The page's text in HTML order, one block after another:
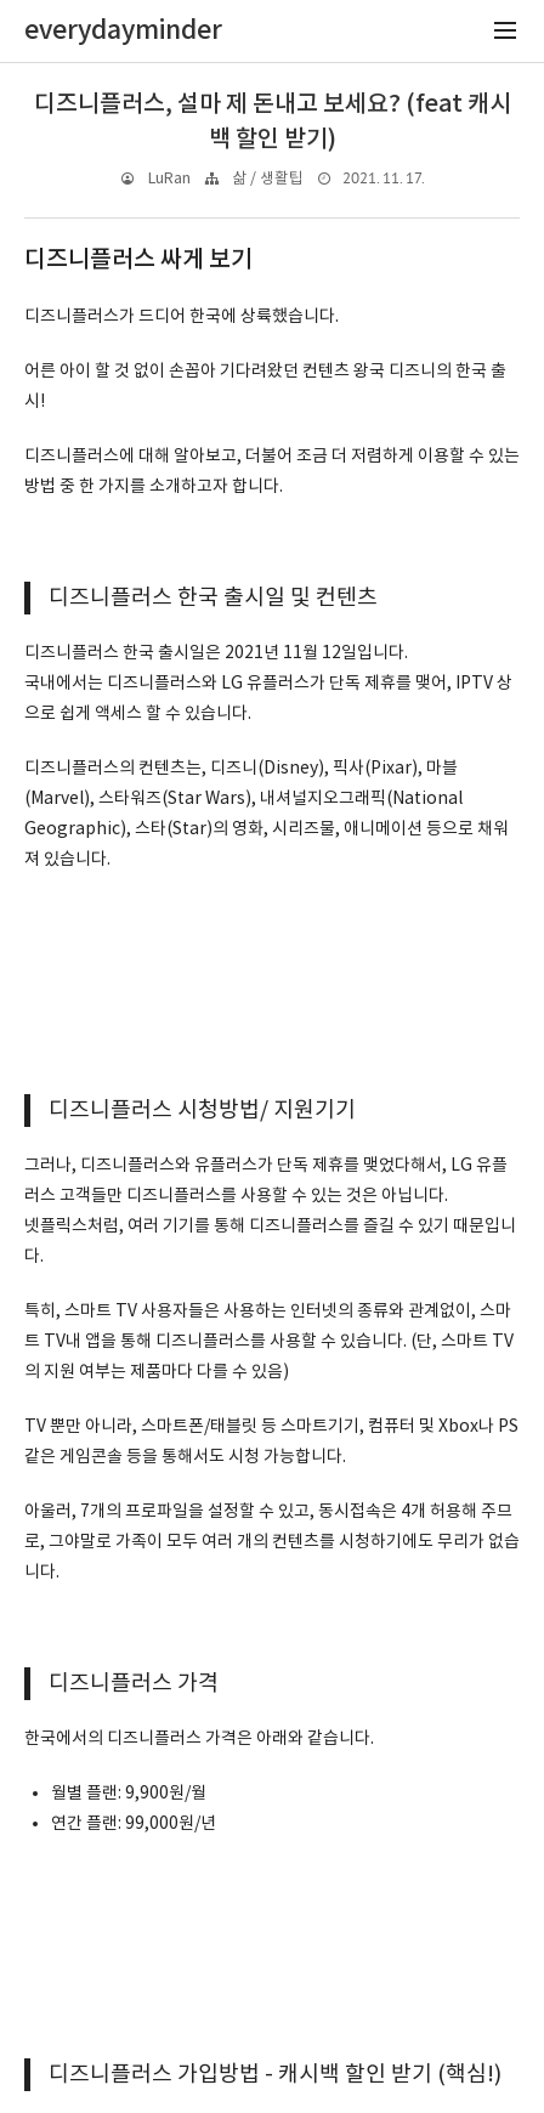
everydayminder
디즈니플러스, 설마 제 돈내고 보세요? (feat 캐시
백 할인 받기)
LuRan 삶 / 생활팁 2021. 11. 17.
디즈니플러스 싸게 보기
디즈니플러스가 드디어 한국에 상륙했습니다.
어른 아이 할 것 없이 손꼽아 기다려왔던 컨텐츠 왕국 디즈니의 한국 출
시!
디즈니플러스에 대해 알아보고, 더불어 조금 더 저렴하게 이용할 수 있는
방법 중 한 가지를 소개하고자 합니다.
디즈니플러스 한국 출시일 및 컨텐츠
디즈니플러스 한국 출시일은 2021년 11월 12일입니다.
국내에서는 디즈니플러스와 LG 유플러스가 단독 제휴를 맺어, IPTV 상
으로 쉽게 액세스 할 수 있습니다.
디즈니플러스의 컨텐츠는, 디즈니(Disney), 픽사(Pixar), 마블
(Marvel), 스타워즈(Star Wars), 내셔널지오그래픽(National
Geographic), 스타(Star)의 영화, 시리즈물, 애니메이션 등으로 채워
져 있습니다.
디즈니플러스 시청방법/ 지원기기
그러나, 디즈니플러스와 유플러스가 단독 제휴를 맺었다해서, LG 유플
러스 고객들만 디즈니플러스를 사용할 수 있는 것은 아닙니다.
넷플릭스처럼, 여러 기기를 통해 디즈니플러스를 즐길 수 있기 때문입니
다.
특히, 스마트 TV 사용자들은 사용하는 인터넷의 종류와 관계없이, 스마
트 TV내 앱을 통해 디즈니플러스를 사용할 수 있습니다. (단, 스마트 TV
의 지원 여부는 제품마다 다를 수 있음)
TV 뿐만 아니라, 스마트폰/태블릿 등 스마트기기, 컴퓨터 및 Xbox나 PS
같은 게임콘솔 등을 통해서도 시청 가능합니다.
아울러, 7개의 프로파일을 설정할 수 있고, 동시접속은 4개 허용해 주므
로, 그야말로 가족이 모두 여러 개의 컨텐츠를 시청하기에도 무리가 없습
니다.
디즈니플러스 가격
한국에서의 디즈니플러스 가격은 아래와 같습니다.
월별 플랜: 9,900원/월
연간 플랜: 99,000원/년
디즈니플러스 가입방법 - 캐시백 할인 받기 (핵심!)